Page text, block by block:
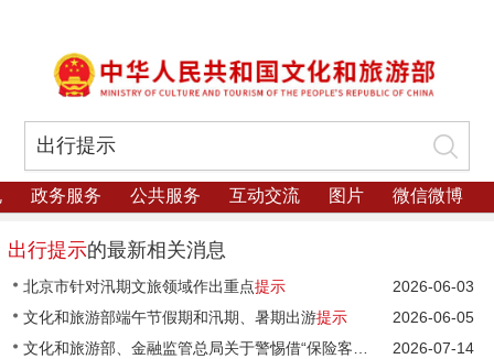
政务服务 公共服务 互动交流 图片 微信微博
出行提示的最新相关消息
2026-06-03
北京市针对汛期文旅领域作出重点提示
2026-06-05
文化和旅游部端午节假期和汛期、暑期出游提示
2026-07-14
文化和旅游部、金融监管总局关于警惕借“保险客户旅游”名义侵害消费者权益的风险